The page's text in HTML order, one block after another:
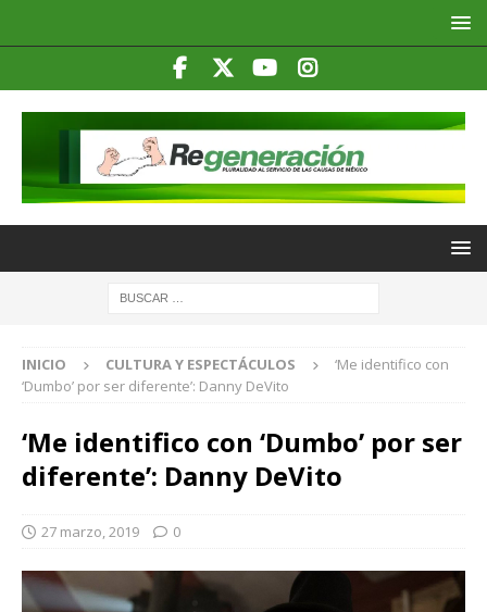
INICIO CULTURA Y ESPECTÁCULOS
‘Me identifico con
‘Dumbo’ por ser diferente’: Danny DeVito
‘Me identifico con ‘Dumbo’ por ser
diferente’: Danny DeVito
27 marzo, 2019 0